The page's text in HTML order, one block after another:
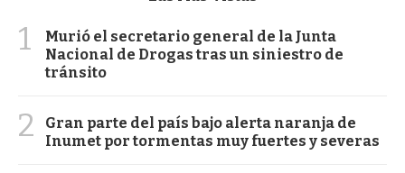
1
Murió el secretario general de la Junta
Nacional de Drogas tras un siniestro de
tránsito
2
Gran parte del país bajo alerta naranja de
Inumet por tormentas muy fuertes y severas